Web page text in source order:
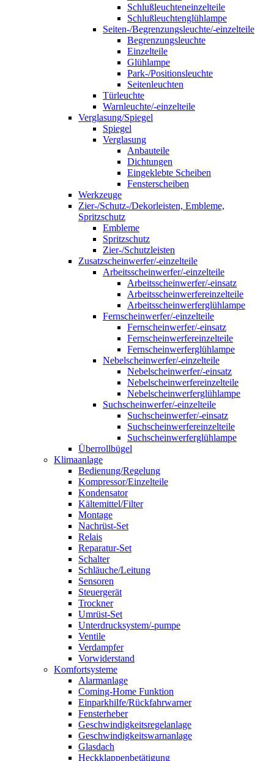
Schlußleuchteneinzelteile
Schlußleuchtenglühlampe
Seiten-/Begrenzungsleuchte/-einzelteile
Begrenzungsleuchte
Einzelteile
Glühlampe
Park-/Positionsleuchte
Seitenleuchten
Türleuchte
Warnleuchte/-einzelteile
Verglasung/Spiegel
Spiegel
Verglasung
Anbauteile
Dichtungen
Eingeklebte Scheiben
Fensterscheiben
Werkzeuge
Zier-/Schutz-/Dekorleisten, Embleme,
Spritzschutz
Embleme
Spritzschutz
Zier-/Schutzleisten
Zusatzscheinwerfer/-einzelteile
Arbeitsscheinwerfer/-einzelteile
Arbeitsscheinwerfer/-einsatz
Arbeitsscheinwerfereinzelteile
Arbeitsscheinwerferglühlampe
Fernscheinwerfer/-einzelteile
Fernscheinwerfer/-einsatz
Fernscheinwerfereinzelteile
Fernscheinwerferglühlampe
Nebelscheinwerfer/-einzelteile
Nebelscheinwerfer/-einsatz
Nebelscheinwerfereinzelteile
Nebelscheinwerferglühlampe
Suchscheinwerfer/-einzelteile
Suchscheinwerfer/-einsatz
Suchscheinwerfereinzelteile
Suchscheinwerferglühlampe
Überrollbügel
Klimaanlage
Bedienung/Regelung
Kompressor/Einzelteile
Kondensator
Kältemittel/Filter
Montage
Nachrüst-Set
Relais
Reparatur-Set
Schalter
Schläuche/Leitung
Sensoren
Steuergerät
Trockner
Umrüst-Set
Unterdrucksystem/-pumpe
Ventile
Verdampfer
Vorwiderstand
Komfortsysteme
Alarmanlage
Coming-Home Funktion
Einparkhilfe/Rückfahrwarner
Fensterheber
Geschwindigkeitsregelanlage
Geschwindigkeitswarnanlage
Glasdach
Heckklappenbetätigung